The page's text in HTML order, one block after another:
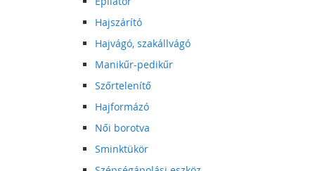
Hajszárító
Hajvágó, szakállvágó
Manikűr-pedikűr
Szőrtelenítő
Hajformázó
Női borotva
Sminktükör